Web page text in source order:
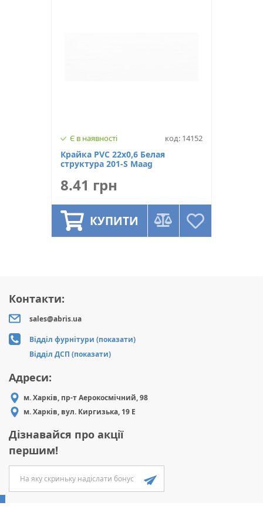
Є в наявності код: 14152
Крайка PVC 22х0,6 Белая
структура 201-S Maag
8.41 грн
КУПИТИ
Контакти:
sales@abris.ua
Відділ фурнітури (показати)
Відділ ДСП (показати)
Адреси:
м. Харків, пр-т Аерокосмічний, 98
м. Харків, вул. Киргизька, 19 Е
Дізнавайся про акції
першим!